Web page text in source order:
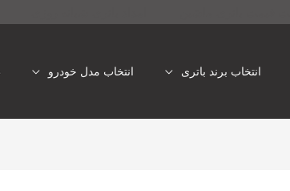
انتخاب برند باتری انتخاب مدل خودرو